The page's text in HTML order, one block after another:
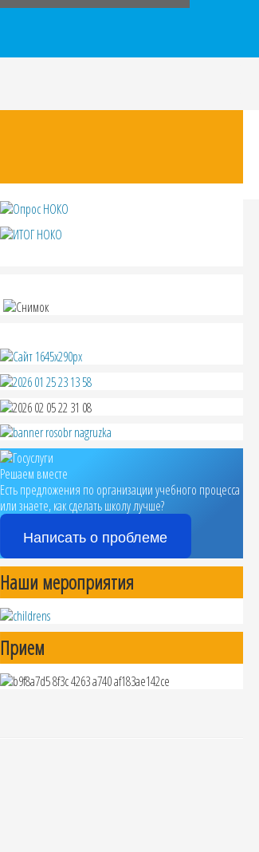
Решаем вместе
Есть предложения по организации учебного процесса
или знаете, как сделать школу лучше?
Написать о проблеме
Наши мероприятия
Прием